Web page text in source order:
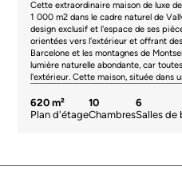
Cette extraordinaire maison de luxe
1 000 m2 dans le cadre naturel de
design exclusif et l'espace de ses
orientées vers l'extérieur et offrant
Barcelone et les montagnes de Montserrat. La maison
lumière naturelle abondante, car
l'extérieur. Cette maison, située dans
et cinéma, d'un garage privé d'une
de rangement. Le spacieux salon-salle à manger de 80 m2, dominé par une
620 m²
Plan d'étage
10
Chambres
6
Salles de